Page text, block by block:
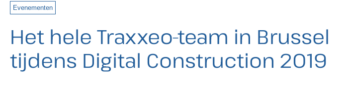
Evenementen
Het hele Traxxeo-team in Brussel
tijdens Digital Construction 2019